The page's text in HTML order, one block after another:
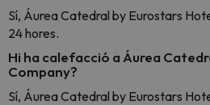
Sí, Áurea Catedral by Eurostars
24 hores.
Hi ha calefacció a Áurea
Company?
Sí, Áurea Catedral by Eurostars